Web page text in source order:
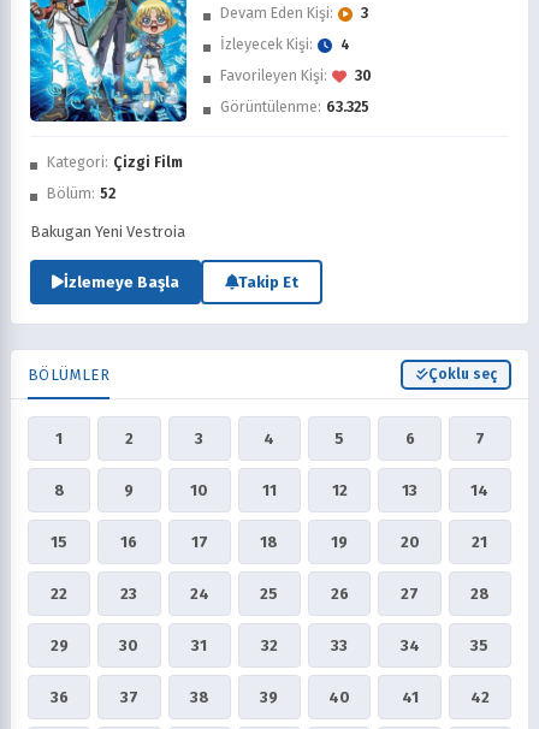
İzledim
Favorilere Ekle
Sonra İzle
Kategori: Çizgi Film
Bölüm: 52
Devam Eden Kişi:
3
İzleyecek Kişi:
4
Favorileyen Kişi:
30
Görüntülenme: 63.325
Bakugan Yeni Vestroia
İzlemeye Başla Takip Et
BÖLÜMLER Çoklu seç
1 2 3 4 5 6 7
8 9 10 11 12 13 14
15 16 17 18 19 20 21
22 23 24 25 26 27 28
29 30 31 32 33 34 35
36 37 38 39 40 41 42